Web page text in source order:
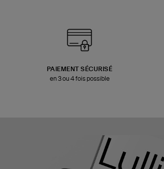
PAIEMENT SÉCURISÉ
en 3 ou 4 fois possible